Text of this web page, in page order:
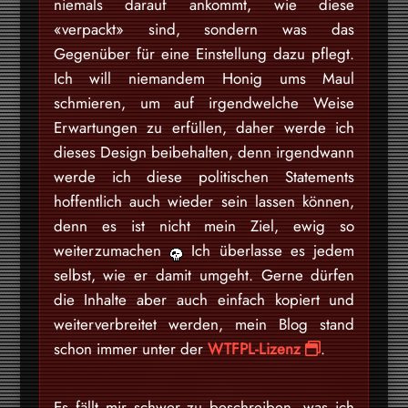
«verpackt» sind, sondern was das
Gegenüber für eine Einstellung dazu pflegt.
Ich will niemandem Honig ums Maul
schmieren, um auf irgendwelche Weise
Erwartungen zu erfüllen, daher werde ich
dieses Design beibehalten, denn irgendwann
werde ich diese politischen Statements
hoffentlich auch wieder sein lassen können,
denn es ist nicht mein Ziel, ewig so
weiterzumachen
Ich überlasse es jedem
selbst, wie er damit umgeht. Gerne dürfen
die Inhalte aber auch einfach kopiert und
weiterverbreitet werden, mein Blog stand
schon immer unter der WTFPL-Lizenz .